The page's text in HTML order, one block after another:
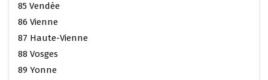
85 Vendée
86 Vienne
87 Haute-Vienne
88 Vosges
89 Yonne